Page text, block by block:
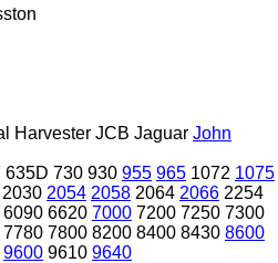
Harvester JCB Jaguar John
635D 730 930 955 965 1072 1075
2030 2054 2058 2064 2066 2254
6090 6620 7000 7200 7250 7300
7780 7800 8200 8400 8430 8600
9600 9610 9640